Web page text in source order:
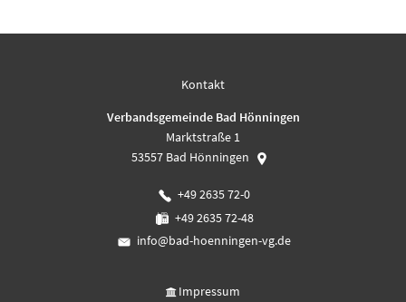
Kontakt
Verbandsgemeinde Bad Hönningen
Marktstraße 1
53557 Bad Hönningen
+49 2635 72-0
+49 2635 72-48
info@bad-hoenningen-vg.de
Impressum